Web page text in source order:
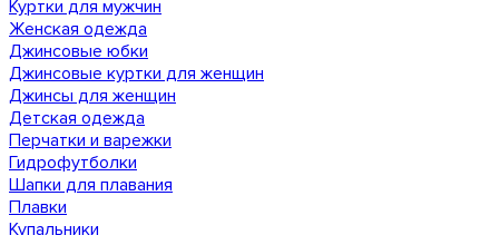
Куртки для мужчин
Женская одежда
Джинсовые юбки
Джинсовые куртки для женщин
Джинсы для женщин
Детская одежда
Перчатки и варежки
Гидрофутболки
Шапки для плавания
Плавки
Купальники